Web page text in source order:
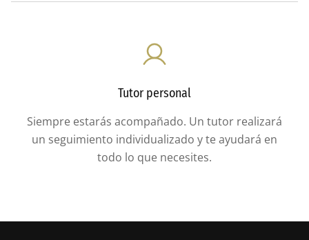
Tutor personal
Siempre estarás acompañado. Un tutor realizará
un seguimiento individualizado y te ayudará en
todo lo que necesites.